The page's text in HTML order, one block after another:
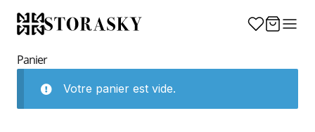
Panier
Votre panier est vide.